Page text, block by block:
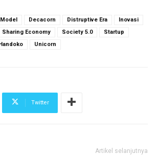
Decacorn Distruptive Era
Inovasi
Sharing Economy Society 5.0
Startup
Unicorn
Twitter
Artikel selanjutnya